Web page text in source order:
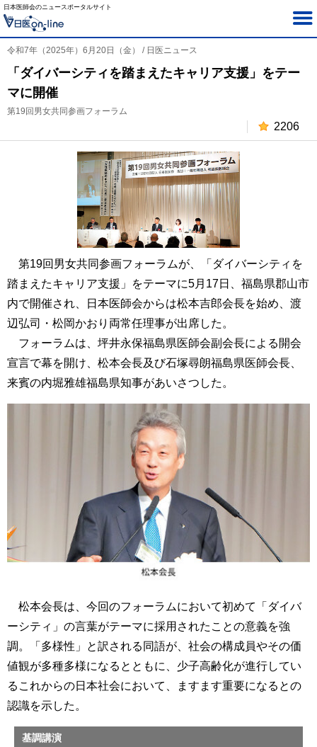
日本医師会のニュースポータルサイト
令和7年（2025年）6月20日（金） / 日医ニュース
「ダイバーシティを踏まえたキャリア支援」をテー
マに開催
第19回男女共同参画フォーラム
2206
第19回男女共同参画フォーラムが、「ダイバーシティを
踏まえたキャリア支援」をテーマに5月17日、福島県郡山市
内で開催され、日本医師会からは松本吉郎会長を始め、渡
辺弘司・松岡かおり両常任理事が出席した。
フォーラムは、坪井永保福島県医師会副会長による開会
宣言で幕を開け、松本会長及び石塚尋朗福島県医師会長、
来賓の内堀雅雄福島県知事があいさつした。
松本会長は、今回のフォーラムにおいて初めて「ダイバ
ーシティ」の言葉がテーマに採用されたことの意義を強
調。「多様性」と訳される同語が、社会の構成員やその価
値観が多種多様になるとともに、少子高齢化が進行してい
るこれからの日本社会において、ますます重要になるとの
認識を示した。
基調講演